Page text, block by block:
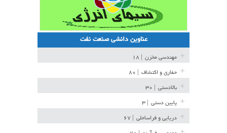
عناوین دانشی صنعت نفت
مهندسی مخزن
حفاری و اکتشاف
بالادستی
پایین دستی
دریایی و فراساحلی